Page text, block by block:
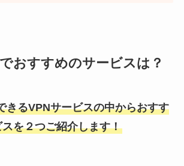
おすすめのサービスは？
きるVPNサービスの中からおすす
を２つご紹介します！